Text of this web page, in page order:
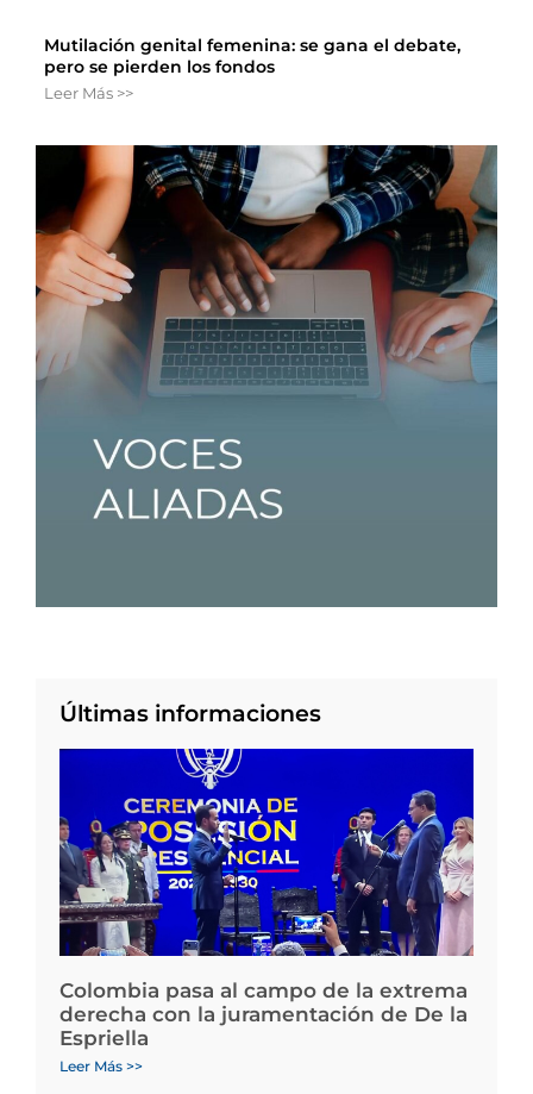
Mutilación genital femenina: se gana el debate,
pero se pierden los fondos
Leer Más >>
Últimas informaciones
Colombia pasa al campo de la extrema
derecha con la juramentación de De la
Espriella
Leer Más >>